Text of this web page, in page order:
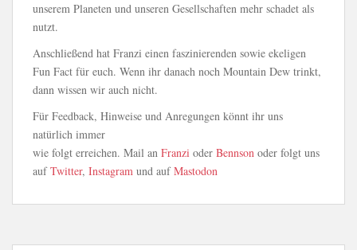
unserem Planeten und unseren Gesellschaften mehr schadet als
nutzt.
Anschließend hat Franzi einen faszinierenden sowie ekeligen
Fun Fact für euch. Wenn ihr danach noch Mountain Dew trinkt,
dann wissen wir auch nicht.
Für Feedback, Hinweise und Anregungen könnt ihr uns
natürlich immer
wie folgt erreichen. Mail an Franzi oder Bennson oder folgt uns
aufTwitter, Instagram und aufMastodon